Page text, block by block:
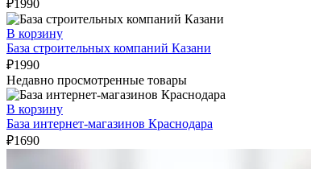
₽1990
В корзину
База строительных компаний Казани
₽1990
Недавно просмотренные товары
В корзину
База интернет-магазинов Краснодара
₽1690